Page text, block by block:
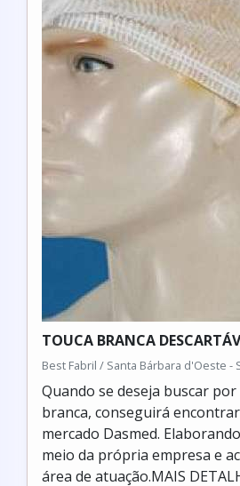
TOUCA BRANCA
Best Fabril / Santa Bárbara d'Oeste -
Quando se deseja buscar
branca, conseguirá
mercado Dasmed.
meio da própria empresa e
área de atuação.MAIS